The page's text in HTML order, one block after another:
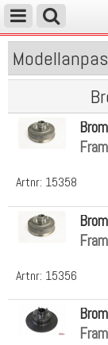
Artnr: 15358
Fram
Artnr: 15356
Fram
Fram